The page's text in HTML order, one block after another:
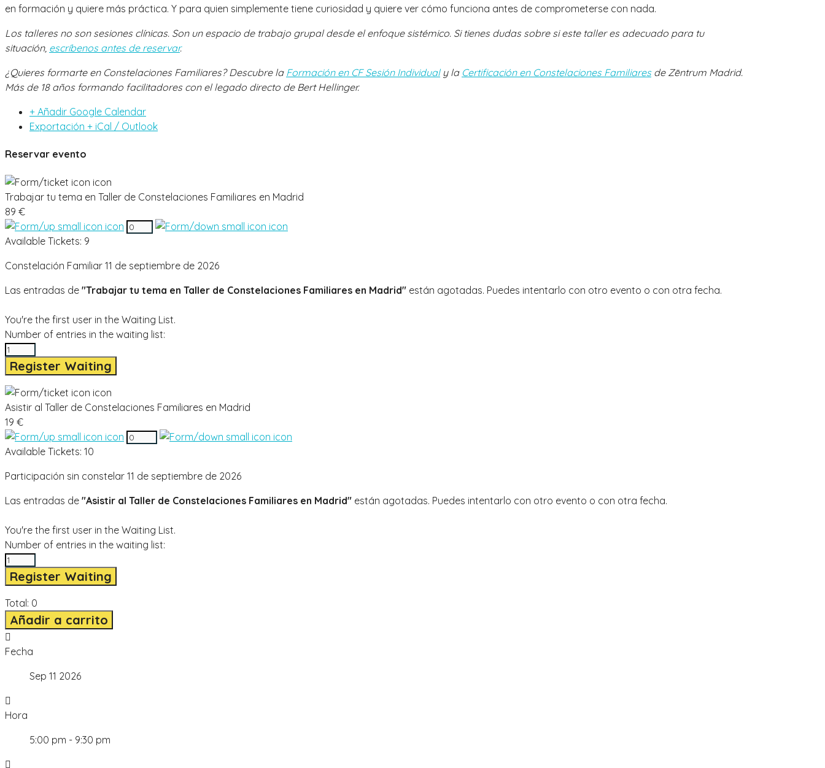
en formación y quiere más práctica. Y para quien simplemente tiene curiosidad y quiere ver cómo funciona antes de comprometerse con nada.
Los talleres no son sesiones clínicas. Son un espacio de trabajo grupal desde el enfoque sistémico. Si tienes dudas sobre si este taller es adecuado para tu
situación, escríbenos antes de reservar.
¿Quieres formarte en Constelaciones Familiares? Descubre la Formación en CF Sesión Individualy la Certificación en Constelaciones Familiaresde Zēntrum Madrid.
Más de 18 años formando facilitadores con el legado directo de Bert Hellinger.
+ Añadir Google Calendar
Exportación + iCal / Outlook
Reservar evento
Trabajar tu tema en Taller de Constelaciones Familiares en Madrid
89 €
Available Tickets: 9
Constelación Familiar 11 de septiembre de 2026
Las entradas de "Trabajar tu tema en Taller de Constelaciones Familiares en Madrid" están agotadas. Puedes intentarlo con otro evento o con otra fecha.
You're the first user in the Waiting List.
Number of entries in the waiting list:
Register Waiting
Asistir al Taller de Constelaciones Familiares en Madrid
19 €
Available Tickets: 10
Participación sin constelar 11 de septiembre de 2026
Las entradas de "Asistir al Taller de Constelaciones Familiares en Madrid" están agotadas. Puedes intentarlo con otro evento o con otra fecha.
You're the first user in the Waiting List.
Number of entries in the waiting list:
Register Waiting
Total: 0
Añadir a carrito
Fecha
Sep 11 2026
Hora
5:00 pm - 9:30 pm